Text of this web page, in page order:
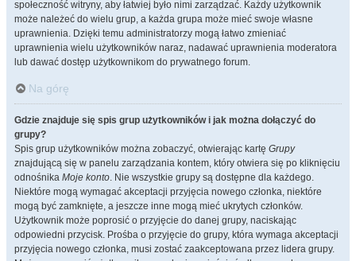
społeczność witryny, aby łatwiej było nimi zarządzać. Każdy użytkownik
może należeć do wielu grup, a każda grupa może mieć swoje własne
uprawnienia. Dzięki temu administratorzy mogą łatwo zmieniać
uprawnienia wielu użytkowników naraz, nadawać uprawnienia moderatora
lub dawać dostęp użytkownikom do prywatnego forum.
Na górę
Gdzie znajduje się spis grup użytkowników i jak można dołączyć do
grupy?
Spis grup użytkowników można zobaczyć, otwierając kartę Grupy
znajdującą się w panelu zarządzania kontem, który otwiera się po kliknięciu
odnośnika Moje konto. Nie wszystkie grupy są dostępne dla każdego.
Niektóre mogą wymagać akceptacji przyjęcia nowego członka, niektóre
mogą być zamknięte, a jeszcze inne mogą mieć ukrytych członków.
Użytkownik może poprosić o przyjęcie do danej grupy, naciskając
odpowiedni przycisk. Prośba o przyjęcie do grupy, która wymaga akceptacji
przyjęcia nowego członka, musi zostać zaakceptowana przez lidera grupy.